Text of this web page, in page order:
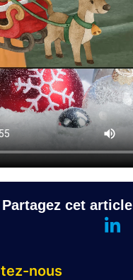
Partagez cet article
nous